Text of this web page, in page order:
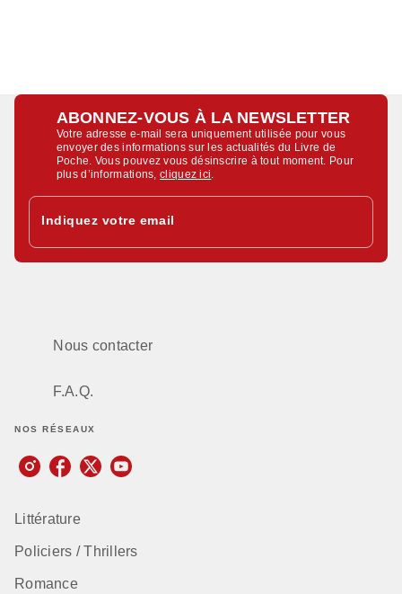
ABONNEZ-VOUS À LA NEWSLETTER
Votre adresse e-mail sera uniquement utilisée pour vous
envoyer des informations sur les actualités du Livre de
Poche. Vous pouvez vous désinscrire à tout moment. Pour
plus d’informations,cliquez ici.
Indiquez votre email
Nous contacter
F.A.Q.
NOS RÉSEAUX
Littérature
Policiers / Thrillers
Romance